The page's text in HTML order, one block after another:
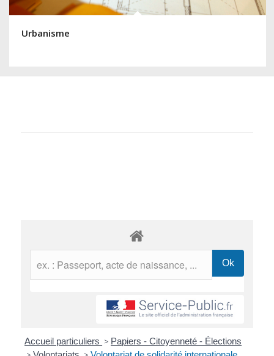
Urbanisme
Accueil particuliers > Papiers - Citoyenneté - Élections